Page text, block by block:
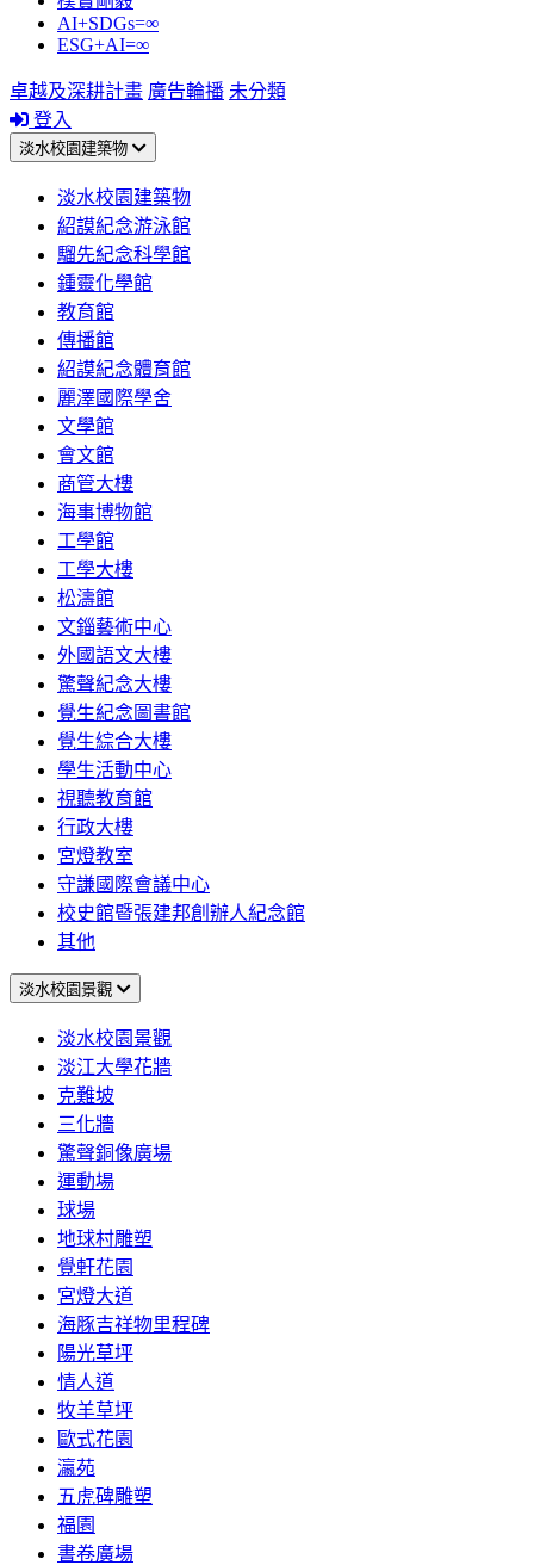
AI+SDGs=∞
ESG+AI=∞
卓越及深耕計畫 廣告輪播 未分類
登入
淡水校園建築物
淡水校園建築物
紹謨紀念游泳館
騮先紀念科學館
鍾靈化學館
教育館
傳播館
紹謨紀念體育館
麗澤國際學舍
文學館
會文館
商管大樓
海事博物館
工學館
工學大樓
松濤館
文錙藝術中心
外國語文大樓
驚聲紀念大樓
覺生紀念圖書館
覺生綜合大樓
學生活動中心
視聽教育館
行政大樓
宮燈教室
守謙國際會議中心
校史館暨張建邦創辦人紀念館
其他
淡水校園景觀
淡水校園景觀
淡江大學花牆
克難坡
三化牆
驚聲銅像廣場
運動場
球場
地球村雕塑
覺軒花園
宮燈大道
海豚吉祥物里程碑
陽光草坪
情人道
牧羊草坪
歐式花園
瀛苑
五虎碑雕塑
福園
書卷廣場